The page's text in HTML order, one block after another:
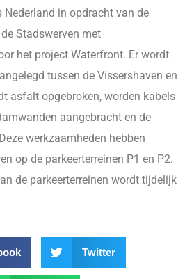
Nederland in opdracht van de
Stadswerven met
het project Waterfront. Er wordt
tussen de Vissershaven en
asfalt opgebroken, worden kabels
aangebracht en de
werkzaamheden hebben
op de parkeerterreinen P1 en P2.
de parkeerterreinen wordt tijdelijk
Twitter